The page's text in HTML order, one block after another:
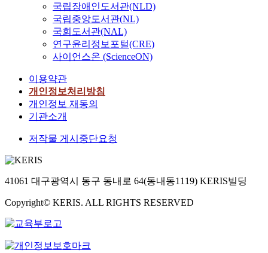
국립장애인도서관(NLD)
국립중앙도서관(NL)
국회도서관(NAL)
연구윤리정보포털(CRE)
사이언스온 (ScienceON)
이용약관
개인정보처리방침
개인정보 재동의
기관소개
저작물 게시중단요청
41061 대구광역시 동구 동내로 64(동내동1119) KERIS빌딩
Copyright© KERIS. ALL RIGHTS RESERVED